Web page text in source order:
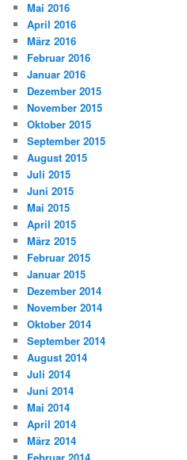
Mai 2016
April 2016
März 2016
Februar 2016
Januar 2016
Dezember 2015
November 2015
Oktober 2015
September 2015
August 2015
Juli 2015
Juni 2015
Mai 2015
April 2015
März 2015
Februar 2015
Januar 2015
Dezember 2014
November 2014
Oktober 2014
September 2014
August 2014
Juli 2014
Juni 2014
Mai 2014
April 2014
März 2014